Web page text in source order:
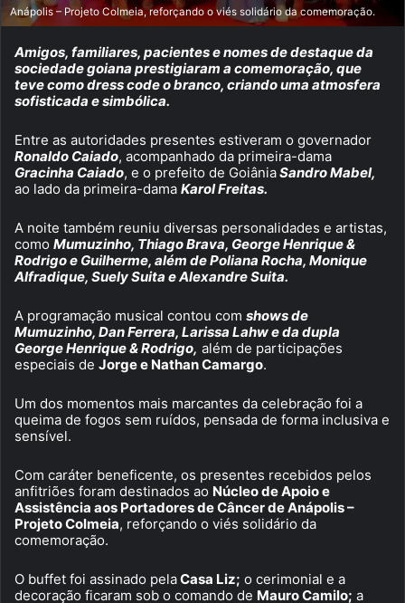
Anápolis – Projeto Colmeia, reforçando o viés solidário da comemoração.
Amigos, familiares, pacientes e nomes de destaque da
sociedade goiana prestigiaram a comemoração, que
teve como dress code o branco, criando uma atmosfera
sofisticada e simbólica.
Entre as autoridades presentes estiveram o governador
Ronaldo Caiado, acompanhado da primeira-dama
Gracinha Caiado, e o prefeito de GoiâniaSandro Mabel,
ao lado da primeira-dama Karol Freitas.
A noite também reuniu diversas personalidades e artistas,
como Mumuzinho, Thiago Brava, George Henrique &
Rodrigo e Guilherme, além de Poliana Rocha, Monique
Alfradique, Suely Suita e Alexandre Suita.
A programação musical contou com shows de
Mumuzinho, Dan Ferrera, Larissa Lahw e da dupla
George Henrique & Rodrigo, além de participações
especiais de Jorge e Nathan Camargo.
Um dos momentos mais marcantes da celebração foi a
queima de fogos sem ruídos, pensada de forma inclusiva e
sensível.
Com caráter beneficente, os presentes recebidos pelos
anfitriões foram destinados ao Núcleo de Apoio e
Assistência aos Portadores de Câncer de Anápolis –
Projeto Colmeia, reforçando o viés solidário da
comemoração.
O buffet foi assinado pelaCasa Liz; o cerimonial e a
decoração ficaram sob o comando de Mauro Camilo; a